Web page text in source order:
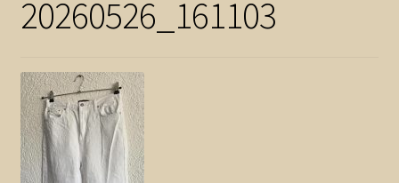
Winkel
Winkelmand
Linkjes
20260526_161103